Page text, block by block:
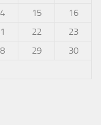
15
16
22
23
29
30